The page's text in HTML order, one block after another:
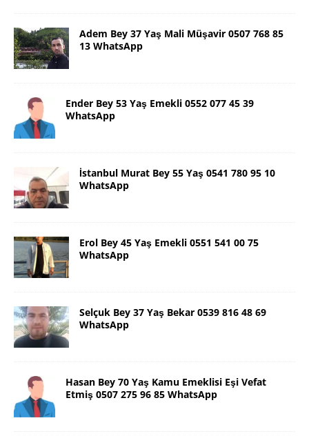
Adem Bey 37 Yaş Mali Müşavir 0507 768 85
13 WhatsApp
Ender Bey 53 Yaş Emekli 0552 077 45 39
WhatsApp
İstanbul Murat Bey 55 Yaş 0541 780 95 10
WhatsApp
Erol Bey 45 Yaş Emekli 0551 541 00 75
WhatsApp
Selçuk Bey 37 Yaş Bekar 0539 816 48 69
WhatsApp
Hasan Bey 70 Yaş Kamu Emeklisi Eşi Vefat
Etmiş 0507 275 96 85 WhatsApp